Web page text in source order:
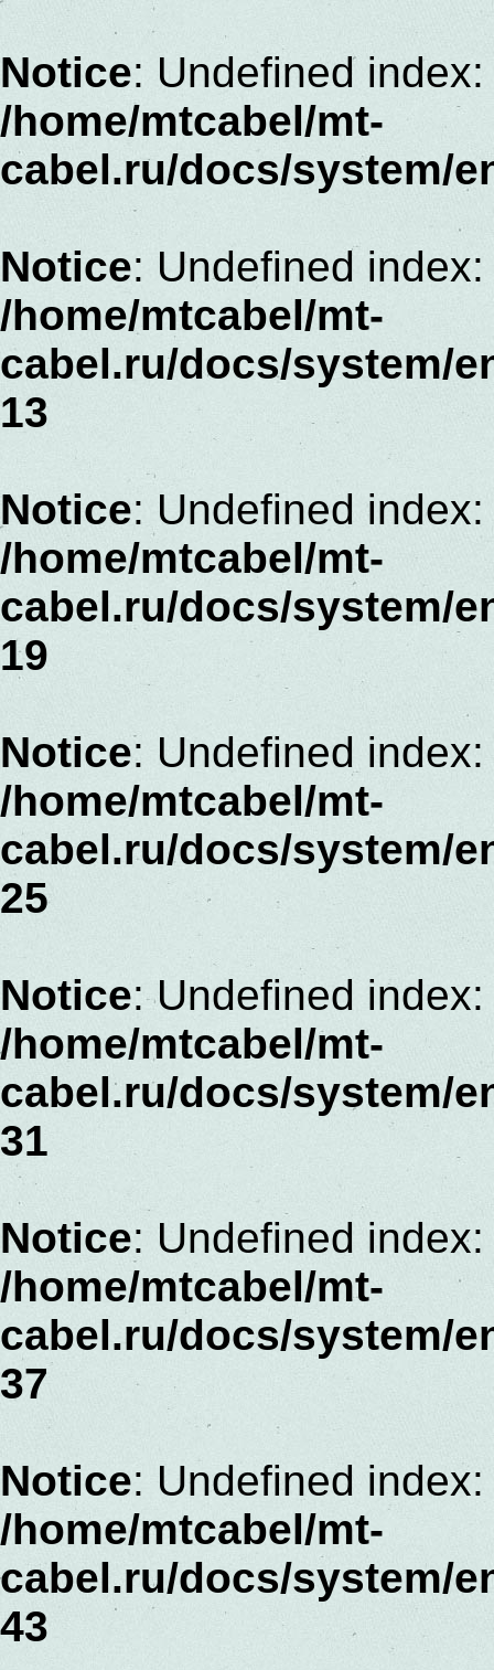
Notice: Undefined
/home/mtcabel/mt-
cabel.ru/docs/system/
Notice: Undefined
/home/mtcabel/mt-
cabel.ru/docs/system/
13
Notice: Undefined
/home/mtcabel/mt-
cabel.ru/docs/system/
19
Notice: Undefined
/home/mtcabel/mt-
cabel.ru/docs/system/
25
Notice: Undefined
/home/mtcabel/mt-
cabel.ru/docs/system/
31
Notice: Undefined
/home/mtcabel/mt-
cabel.ru/docs/system/
37
Notice: Undefined
/home/mtcabel/mt-
cabel.ru/docs/system/
43